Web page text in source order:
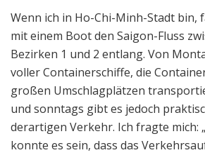
Wenn ich in Ho-Chi-Minh-Stadt bin,
mit einem Boot den Saigon-Fluss
Bezirken 1 und 2 entlang. Von
voller Containerschiffe, die
großen Umschlagplätzen
und sonntags gibt es jedoch
derartigen Verkehr. Ich fragte mich:
konnte es sein, dass das